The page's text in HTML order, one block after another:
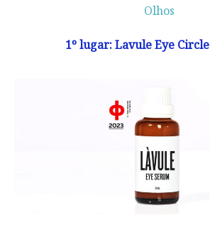
Olhos
1º lugar: Lavule Eye